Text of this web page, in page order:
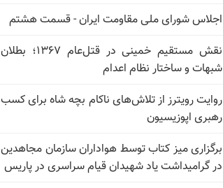
اجلاس شورای ملی مقاومت ایران - قسمت هشتم
نقش مستقیم خمینی در قتل‌عام ۱۳۶۷؛ بطلان
شبهات و ساختار نظام اعدام
روایت رویترز از تلاش‌های ناکام بچه شاه برای کسب
رهبری اپوزیسیون
برگزاری میز کتاب توسط هواداران سازمان مجاهدین
در گرامیداشت یاد شهیدان قیام سراسری در پاریس